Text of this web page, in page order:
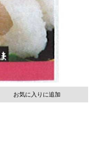
お気に入りに追加